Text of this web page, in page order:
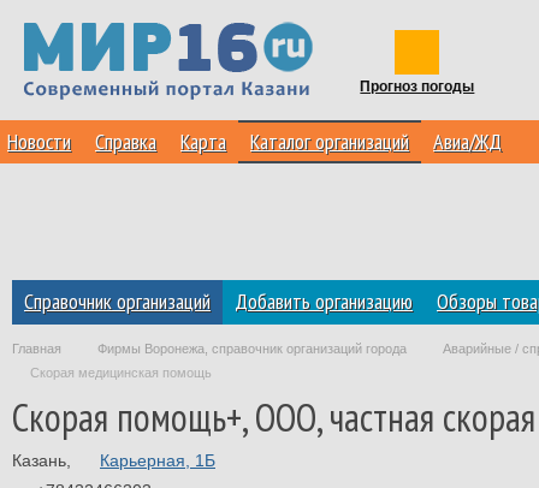
Прогноз погоды
Новости Справка Карта Каталог организаций Авиа/ЖД
Справочник организаций Добавить организацию Обзоры
Главная Фирмы Воронежа, справочник организаций города
Аварийные /
Скорая медицинская помощь
Скорая помощь+, ООО, частная
Казань
Карьерная, 1Б